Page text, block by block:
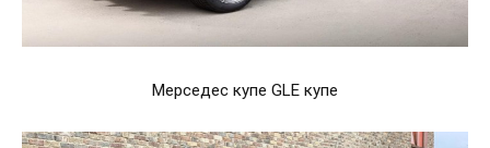
Мерседес купе GLE купе